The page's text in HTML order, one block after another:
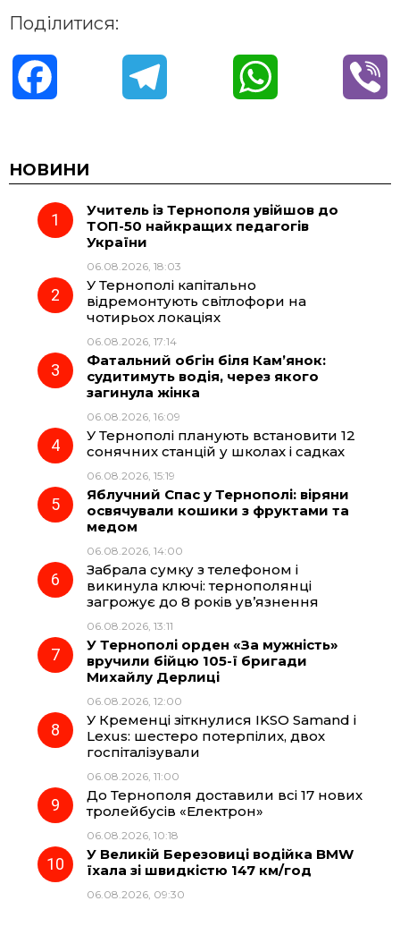
Поділитися:
c
e
o
k
e
r
a
m
t
A
НОВИНИ
Учитель із Тернополя увійшов до
ТОП-50 найкращих педагогів
України
06.08.2026, 18:03
У Тернополі капітально
відремонтують світлофори на
чотирьох локаціях
06.08.2026, 17:14
Фатальний обгін біля Кам’янок:
судитимуть водія, через якого
загинула жінка
06.08.2026, 16:09
У Тернополі планують встановити 12
сонячних станцій у школах і садках
06.08.2026, 15:19
Яблучний Спас у Тернополі: віряни
освячували кошики з фруктами та
медом
06.08.2026, 14:00
Забрала сумку з телефоном і
викинула ключі: тернополянці
загрожує до 8 років ув’язнення
06.08.2026, 13:11
У Тернополі орден «За мужність»
вручили бійцю 105-ї бригади
Михайлу Дерлиці
06.08.2026, 12:00
У Кременці зіткнулися IKSO Samand і
Lexus: шестеро потерпілих, двох
госпіталізували
06.08.2026, 11:00
До Тернополя доставили всі 17 нових
тролейбусів «Електрон»
06.08.2026, 10:18
У Великій Березовиці водійка BMW
їхала зі швидкістю 147 км/год
06.08.2026, 09:30